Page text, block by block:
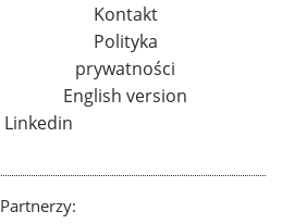
Kontakt
Polityka
prywatności
English version
Linkedin
Partnerzy: